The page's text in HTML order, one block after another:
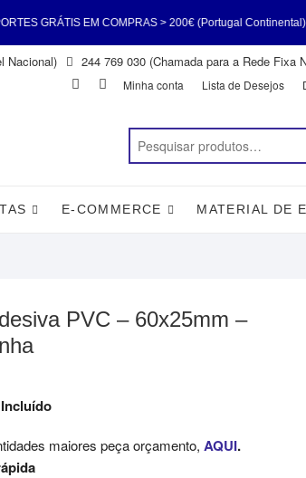
COMPRAS > 200€ (Portugal Continental) PORTES
EM COMPRAS > 200€ (Portugal Continental)
Nacional) 244 769 030 (Chamada para a Rede Fixa
FacebookInstagram
Minha conta Lista de Desejos
E-COMMERCE MATERIAL DE
PVC – 60x25mm –
maiores peça orçamento, AQUI.